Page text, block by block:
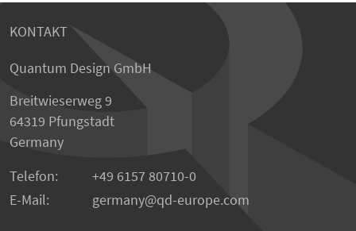
KONTAKT
Quantum Design GmbH
Breitwieserweg 9
64319 Pfungstadt
Germany
Telefon:
+49 6157 80710-0
E-Mail:
germany qd-europe.com